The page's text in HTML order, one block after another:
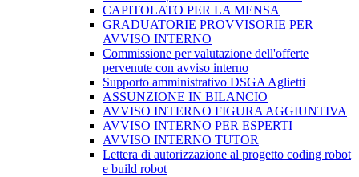
CAPITOLATO PER LA MENSA
GRADUATORIE PROVVISORIE PER
AVVISO INTERNO
Commissione per valutazione dell'offerte
pervenute con avviso interno
Supporto amministrativo DSGA Aglietti
ASSUNZIONE IN BILANCIO
AVVISO INTERNO FIGURA AGGIUNTIVA
AVVISO INTERNO PER ESPERTI
AVVISO INTERNO TUTOR
Lettera di autorizzazione al progetto coding robot
e build robot